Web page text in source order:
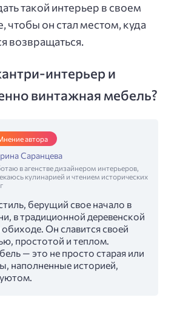
такой интерьер в своем
чтобы он стал местом, куда
возвращаться.
интерьер и
винтажная мебель?
автора
Саранцева
в агенстве дизайнером интерьеров,
кулинарией и чтением исторических
берущий свое начало в
в традиционной деревенской
обиходе. Он славится своей
простотой и теплом.
— это не просто старая или
наполненные историей,